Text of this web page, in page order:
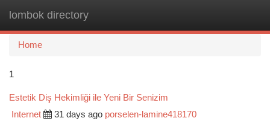
lombok directory
Home
1
Estetik Diş Hekimliği ile Yeni Bir Senizim
Internet 31 days ago porselen-lamine418170